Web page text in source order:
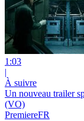
1:03
|
À suivre
Un nouveau trailer
(VO)
PremiereFR